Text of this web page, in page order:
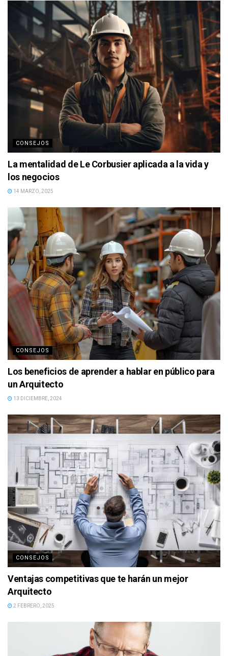
CONSEJOS
La mentalidad de Le Corbusier aplicada a la vida y
los negocios
14 MARZO, 2025
CONSEJOS
Los beneficios de aprender a hablar en público para
un Arquitecto
13 DICIEMBRE, 2024
CONSEJOS
Ventajas competitivas que te harán un mejor
Arquitecto
2 FEBRERO, 2025